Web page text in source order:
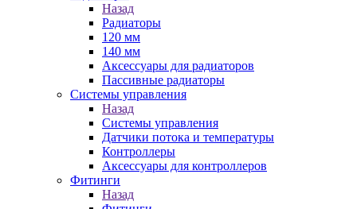
Назад
Радиаторы
120 мм
140 мм
Аксессуары для радиаторов
Пассивные радиаторы
Системы управления
Назад
Системы управления
Датчики потока и температуры
Контроллеры
Аксессуары для контроллеров
Фитинги
Назад